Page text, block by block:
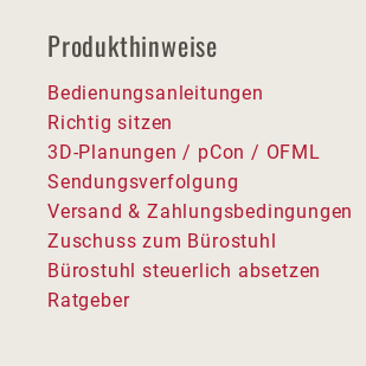
Produkthinweise
Bedienungsanleitungen
Richtig sitzen
3D-Planungen / pCon / OFML
Sendungsverfolgung
Versand & Zahlungsbedingungen
Zuschuss zum Bürostuhl
Bürostuhl steuerlich absetzen
Ratgeber